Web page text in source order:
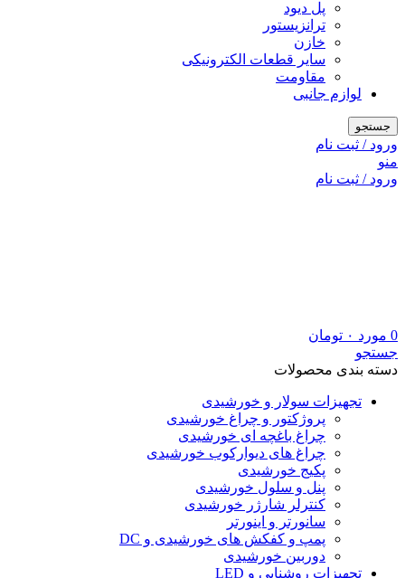
پل دیود
ترانزیستور
خازن
سایر قطعات الکترونیکی
مقاومت
لوازم جانبی
جستجو
ورود / ثبت نام
منو
ورود / ثبت نام
0 مورد ۰ تومان
جستجو
دسته بندی محصولات
تجهیزات سولار و خورشیدی
پروژکتور و چراغ خورشیدی
چراغ باغچه ای خورشیدی
چراغ های دیوارکوب خورشیدی
پکیج خورشیدی
پنل و سلول خورشیدی
کنترلر شارژر خورشیدی
سانورتر و اینورتر
پمپ و کفکش های خورشیدی و DC
دوربین خورشیدی
تجهیزات روشنایی و LED